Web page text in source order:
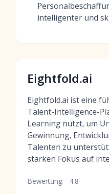
intelligenter und
Eightfold.ai
Eightfold.ai ist eine
Talent-Intelligence-
Learning nutzt, um
Gewinnung,
Talenten zu
starken Fokus auf
Bewertung: 4.8